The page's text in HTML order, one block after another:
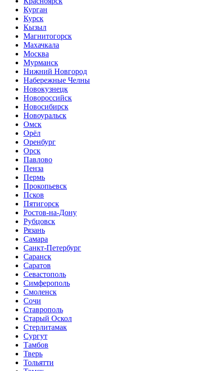
Курган
Курск
Кызыл
Магнитогорск
Махачкала
Москва
Мурманск
Нижний Новгород
Набережные Челны
Новокузнецк
Новороссийск
Новосибирск
Новоуральск
Омск
Орёл
Оренбург
Орск
Павлово
Пенза
Пермь
Прокопьевск
Псков
Пятигорск
Ростов-на-Дону
Рубцовск
Рязань
Самара
Санкт-Петербург
Саранск
Саратов
Севастополь
Симферополь
Смоленск
Сочи
Ставрополь
Старый Оскол
Стерлитамак
Сургут
Тамбов
Тверь
Тольятти